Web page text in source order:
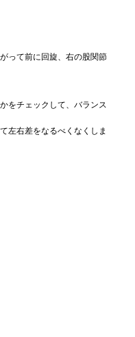
って前に回旋、右の股関節
をチェックして、バランス
左右差をなるべくなくしま